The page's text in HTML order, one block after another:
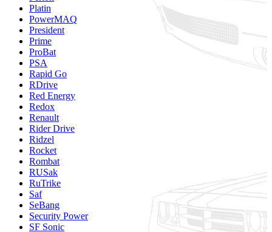
Platin
PowerMAQ
President
Prime
ProBat
PSA
Rapid Go
RDrive
Red Energy
Redox
Renault
Rider Drive
Ridzel
Rocket
Rombat
RUSak
RuTrike
Saf
SeBang
Security Power
SF Sonic